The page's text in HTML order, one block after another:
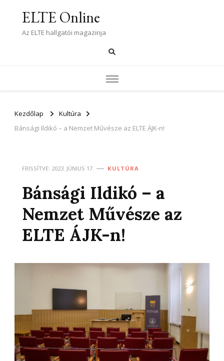
ELTE Online
Az ELTE hallgatói magazinja
Kezdőlap
Kultúra
Bánsági Ildikó – a Nemzet Művésze az ELTE ÁJK-n!
FRISSÍTVE: 2023. JÚNIUS 17. KULTÚRA
Bánsági Ildikó – a
Nemzet Művésze az
ELTE ÁJK-n!